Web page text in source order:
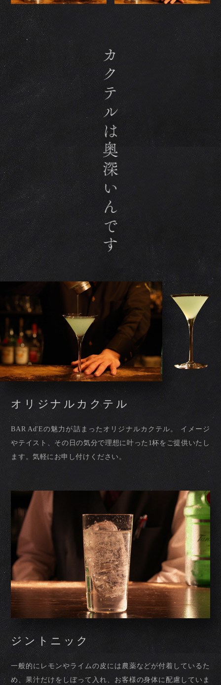
オリジナルカクテル
BAR Ad'Eの魅力が詰まった オリジナルカクテル。
イメージ
やテイスト、その日の気分で理想に叶った1杯をご提供いたし
ます。気軽にお申し付けください。
ジントニック
一般的にレモンやライムの皮には農薬などが付着しているた
め、果汁だけをしぼって入れ、お客様の身体に配慮していま